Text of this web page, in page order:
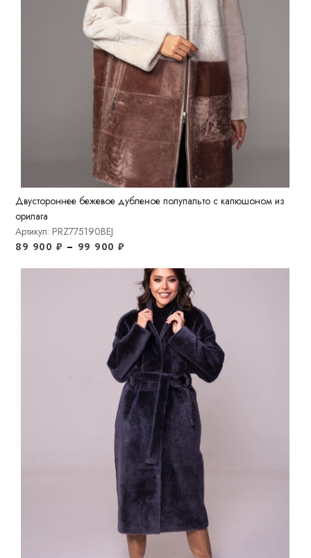
Двустороннее бежевое дубленое полупальто с капюшоном из
орилага
Артикул: PRZ775190BEJ
89 900 ₽ – 99 900₽